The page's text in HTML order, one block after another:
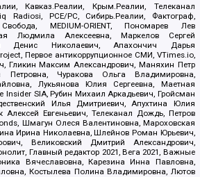
Кавказ.Реалии, Крым.Реалии, Телеканал
Radiosi, PCE/PC, Сибирь.Реалии, Фактограф,
MEDIUM-ORIENT, Пономарев Лев
Людмила Алексеевна, Маркелов Сергей
Денис Николаевич, Апахончич Дарья
Первое антикоррупционное СМИ, VTimes.io,
Гликин Максим Александрович, Маняхин Петр
Чуракова Ольга Владимировна,
Лукьянова Юлия Сергеевна, Маетная
Insider SIA, Рубин Михаил Аркадьевич, Гройсман
Илья Дмитриевич, Апухтина Юлия
Алексей Евгеньевич, Телеканал Дождь, Петров
Шмагун Олеся Валентиновна, Мароховская
Ирина Николаевна, Шлейнов Роман Юрьевич,
Великовский Дмитрий Александрович,
Главный редактор 2021, Вега 2021, Важные
Вячеславовна, Карезина Инна Павловна,
Костылева Полина Владимировна, Лютов